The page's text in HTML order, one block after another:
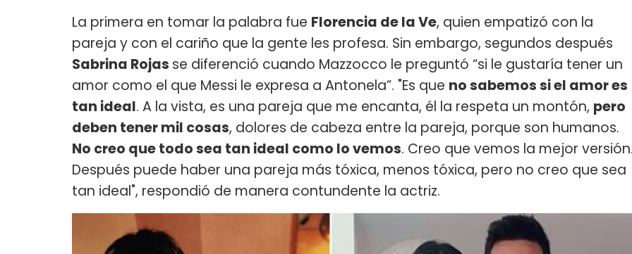
La primera en tomar la palabra fue Florencia de la Ve, quien empatizó con la
pareja y con el cariño que la gente les profesa. Sin embargo, segundos después
Sabrina Rojas se diferenció cuando Mazzocco le preguntó “si le gustaría tener un
amor como el que Messi le expresa a Antonela”. "Es que no sabemos si el amor es
tan ideal. A la vista, es una pareja que me encanta, él la respeta un montón, pero
deben tener mil cosas, dolores de cabeza entre la pareja, porque son humanos.
No creo que todo sea tan ideal como lo vemos. Creo que vemos la mejor
Después puede haber una pareja más tóxica, menos tóxica, pero no creo que sea
tan ideal", respondió de manera contundente la actriz.